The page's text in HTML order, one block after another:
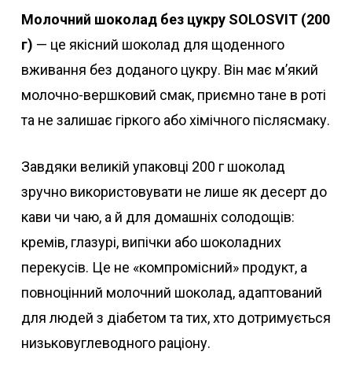
Молочний шоколад без цукру SOLOSVIT (200
г) — це якісний шоколад для щоденного
вживання без доданого цукру. Він має м’який
молочно-вершковий смак, приємно тане в роті
та не залишає гіркого або хімічного післясмаку.
Завдяки великій упаковці 200 г шоколад
зручно використовувати не лише як десерт до
кави чи чаю, а й для домашніх солодощів:
кремів, глазурі, випічки або шоколадних
перекусів. Це не «компромісний» продукт, а
повноцінний молочний шоколад, адаптований
для людей з діабетом та тих, хто дотримується
низьковуглеводного раціону.